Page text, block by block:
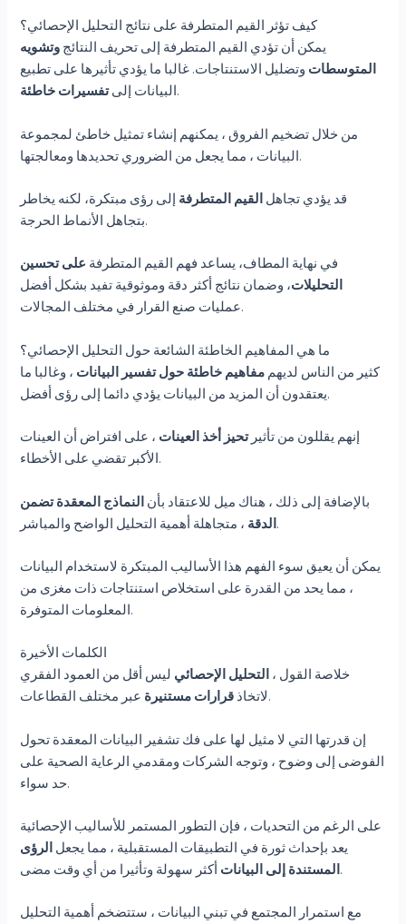
كيف تؤثر القيم المتطرفة على نتائج التحليل الإحصائي؟
يمكن أن تؤدي القيم المتطرفة إلى تحريف النتائج وتشويه
المتوسطات وتضليل الاستنتاجات. غالبا ما يؤدي تأثيرها على تطبيع
البيانات إلىتفسيرات خاطئة .
من خلال تضخيم الفروق ، يمكنهم إنشاء تمثيل خاطئ لمجموعة
البيانات ، مما يجعل من الضروري تحديدها ومعالجتها.
قد يؤدي تجاهل القيم المتطرفة إلى رؤى مبتكرة، لكنه يخاطر
بتجاهل الأنماط الحرجة.
في نهاية المطاف، يساعد فهم القيم المتطرفة على تحسين
التحليلات، وضمان نتائج أكثر دقة وموثوقية تفيد بشكل أفضل
عمليات صنع القرار في مختلف المجالات.
ما هي المفاهيم الخاطئة الشائعة حول التحليل الإحصائي؟
كثير من الناس لديهم مفاهيم خاطئة حول تفسير البيانات ، وغالبا ما
يعتقدون أن المزيد من البيانات يؤدي دائما إلى رؤى أفضل.
إنهم يقللون من تأثيرتحيز أخذ العينات ، على افتراض أن العينات
الأكبر تقضي على الأخطاء.
بالإضافة إلى ذلك ، هناك ميل للاعتقاد بأن النماذج المعقدة تضمن
الدقة، متجاهلة أهمية التحليل الواضح والمباشر.
يمكن أن يعيق سوء الفهم هذا الأساليب المبتكرة لاستخدام البيانات
، مما يحد من القدرة على استخلاص استنتاجات ذات مغزى من
المعلومات المتوفرة.
الكلمات الأخيرة
خلاصة القول ، التحليل الإحصائي ليس أقل من العمود الفقري
لاتخاذ قرارات مستنيرة عبر مختلف القطاعات.
إن قدرتها التي لا مثيل لها على فك تشفير البيانات المعقدة تحول
الفوضى إلى وضوح ، وتوجه الشركات ومقدمي الرعاية الصحية على
حد سواء.
على الرغم من التحديات ، فإن التطور المستمر للأساليب الإحصائية
يعد بإحداث ثورة في التطبيقات المستقبلية ، مما يجعل الرؤى
المستندة إلى البياناتأكثر سهولة وتأثيرا من أي وقت مضى.
مع استمرار المجتمع في تبني البيانات ، ستتضخم أهمية التحليل